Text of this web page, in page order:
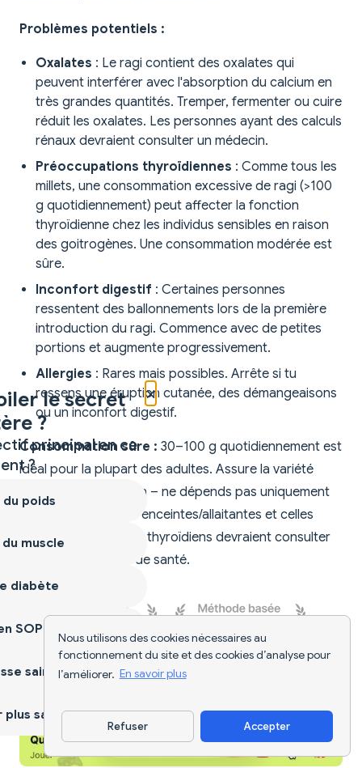
Nous utilisons des cookies nécessaires au
fonctionnement du site et des cookies d’analyse pour
l’améliorer. En savoir plus
Refuser Accepter
Problèmes potentiels :
Oxalates : Le ragi contient des oxalates qui
peuvent interférer avec l'absorption du calcium en
très grandes quantités. Tremper, fermenter ou cuire
réduit les oxalates. Les personnes ayant des calculs
rénaux devraient consulter un médecin.
Préoccupations thyroïdiennes : Comme tous les
millets, une consommation excessive de ragi (>100
g quotidiennement) peut affecter la fonction
thyroïdienne chez les individus sensibles en raison
des goitrogènes. Une consommation modérée est
sûre.
Inconfort digestif : Certaines personnes
ressentent des ballonnements lors de la première
introduction du ragi. Commence avec de petites
portions et augmente progressivement.
Allergies : Rares mais possibles. Arrête si tu
ressens une éruption cutanée, des démangeaisons
ou un inconfort digestif.
Consommation sûre : 30–100 g quotidiennement est
idéal pour la plupart des adultes. Assure la variété
dans ton alimentation – ne dépends pas uniquement
du ragi. Les femmes enceintes/allaitantes et celles
ayant des problèmes thyroïdiens devraient consulter
des professionnels de santé.
Télécharger l'appli
×
le secret
?
principal en ce
?
poids
muscle
diabète
SOPK
saine
sain